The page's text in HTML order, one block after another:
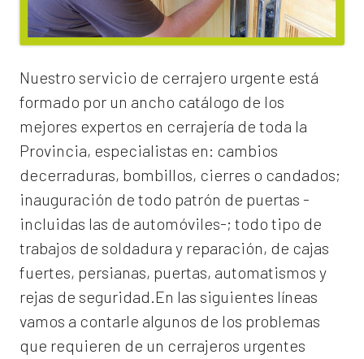
Nuestro servicio de cerrajero urgente está
formado por un ancho catálogo de los
mejores expertos en cerrajería de toda la
Provincia, especialistas en: cambios
decerraduras, bombillos, cierres o candados;
inauguración de todo patrón de puertas -
incluidas las de automóviles-; todo tipo de
trabajos de soldadura y reparación, de cajas
fuertes, persianas, puertas, automatismos y
rejas de seguridad.En las siguientes líneas
vamos a contarle algunos de los problemas
que requieren de un cerrajeros urgentes